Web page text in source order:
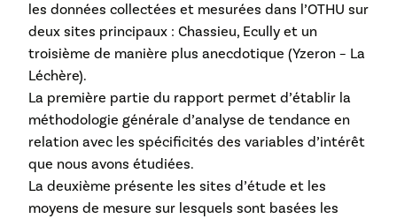
les données collectées et mesurées dans l’OTHU sur
deux sites principaux : Chassieu, Ecully et un
troisième de manière plus anecdotique (Yzeron – La
Léchère).
La première partie du rapport permet d’établir la
méthodologie générale d’analyse de tendance en
relation avec les spécificités des variables d’intérêt
que nous avons étudiées.
La deuxième présente les sites d’étude et les
moyens de mesure sur lesquels sont basées les